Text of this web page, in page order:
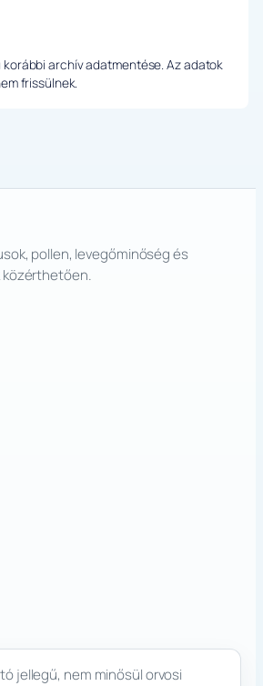
korábbi archív adatmentése. Az adatok
frissülnek.
pollen, levegőminőség és
közérthetően.
jellegű, nem minősül orvosi